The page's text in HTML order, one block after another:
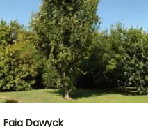
Faia Dawyck